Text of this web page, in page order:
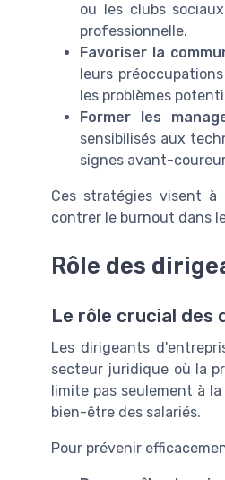
ou les clubs
professionnelle.
Favoriser la
leurs
les problèmes
Former les
sensibilisés aux
signes avant-
Ces stratégies visent à
contrer le burnout dans
Rôle des
Le rôle crucial des
Les dirigeants
secteur juridique où la
limite pas seulement à
bien-être des salariés.
Pour prévenir